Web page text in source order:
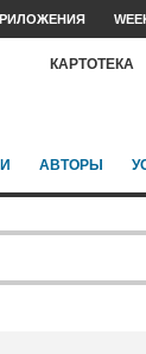
КАРТОТЕКА
АВТОРЫ